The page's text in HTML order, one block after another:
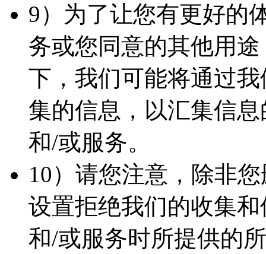
9）为了让您有更好的
务或您同意的其他用
下，我们可能将通过
集的信息，以汇集信
和/或服务。
10）请您注意，除非
设置拒绝我们的收集
和/或服务时所提供的